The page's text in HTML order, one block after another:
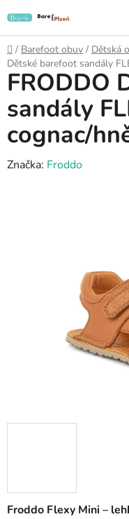
na
obsah
Domů
/ Barefoot obuv / Dětská
Dětské barefoot sandály
Froddo Flexy Mini –
FRODDO
sandály
cognac/
Značka: Froddo